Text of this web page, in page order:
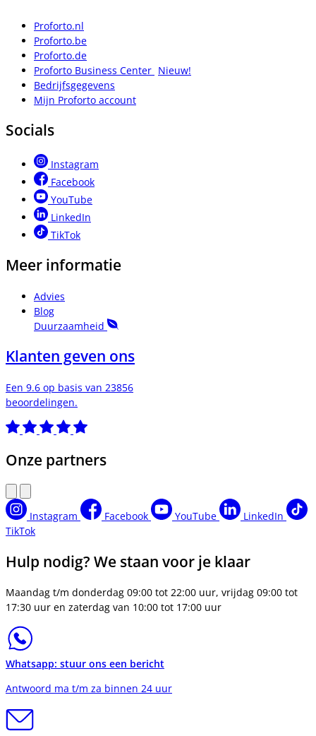
Proforto.nl
Proforto.be
Proforto.de
Proforto Business Center Nieuw!
Bedrijfsgegevens
Mijn Proforto account
Socials
Instagram
Facebook
YouTube
LinkedIn
TikTok
Meer informatie
Advies
Blog
Duurzaamheid
Klanten geven ons
Een 9.6 op basis van 23856
beoordelingen.
Onze partners
Instagram Facebook YouTube
LinkedIn
TikTok
Hulp nodig? We staan voor je klaar
Maandag t/m donderdag 09:00 tot 22:00 uur, vrijdag 09:00 tot
17:30 uur en zaterdag van 10:00 tot 17:00 uur
Whatsapp: stuur ons een bericht
Antwoord ma t/m za binnen 24 uur